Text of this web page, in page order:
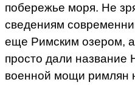
побережье моря. Не
сведениям
еще Римским озером,
просто дали
военной мощи римлян